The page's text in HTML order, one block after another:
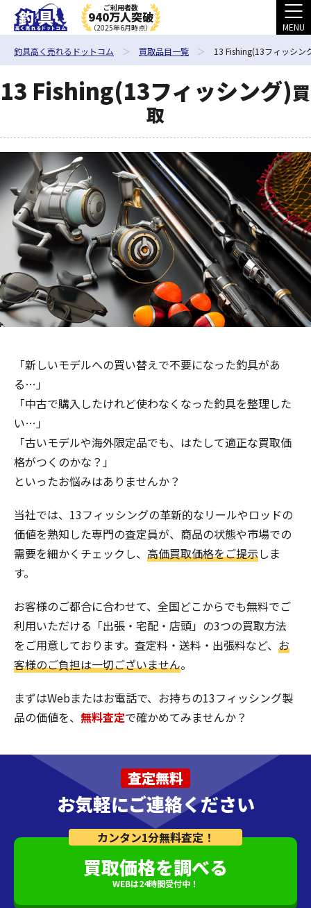
ご利用者数
940万人突破
（2025年6月時点） MENU
釣具高く売れるドットコム 買取品目一覧 13 Fishing(13フィッシン
13 Fishing(13フィッシング)買
取
「新しいモデルへの買い替えで不要になった釣具があ
る…」
「中古で購入したけれど使わなくなった釣具を整理した
い…」
「古いモデルや海外限定品でも、はたして適正な買取価
格がつくのかな？」
といったお悩みはありませんか？
当社では、13フィッシングの革新的なリールやロッドの
価値を熟知した専門の査定員が、商品の状態や市場での
需要を細かくチェックし、 高価買取価格をご提示しま
す。
お客様のご都合に合わせて、全国どこからでも無料でご
利用いただける「出張・宅配・店頭」の3つの買取方法
をご用意しております。査定料・送料・出張料など、 お
客様のご負担は一切ございません。
まずはWebまたはお電話で、お持ちの13フィッシング製
品の価値を、 無料査定で確かめてみませんか？
査定無料
お気軽にご連絡ください
カンタン1分無料査定！
買取価格を調べる
WEBは24時間受付中！